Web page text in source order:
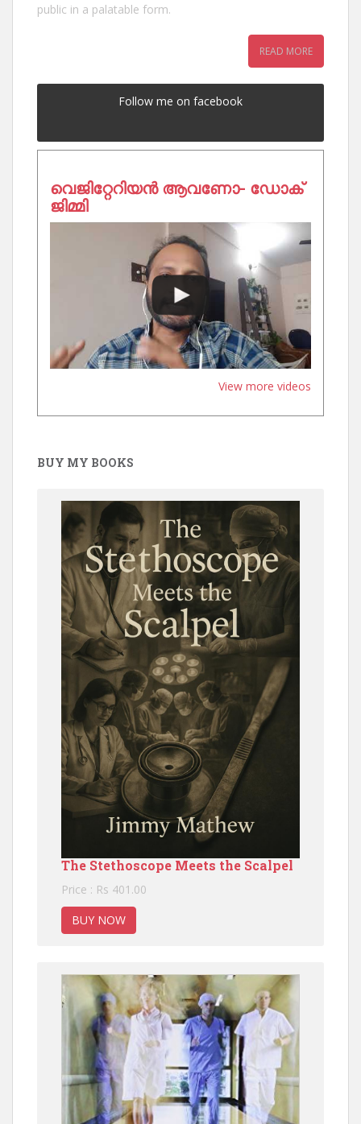
public in a palatable form.
READ MORE
Follow me on facebook
വെജിറ്റേറിയൻ ആവണോ- ഡോക്
ജിമ്മി
View more videos
BUY MY BOOKS
The Stethoscope Meets the Scalpel
Price : Rs 401.00
BUY NOW